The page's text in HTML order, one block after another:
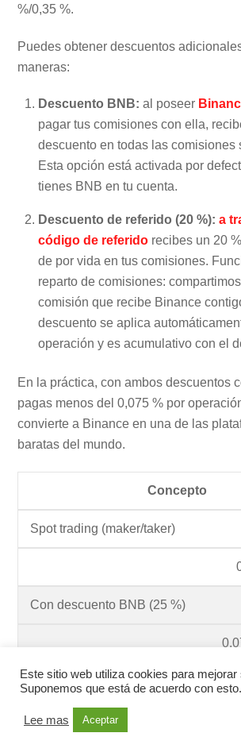
%/0,35 %.
Puedes obtener descuentos
maneras:
Descuento BNB: al poseer
pagar tus comisiones con ella,
descuento en todas las comisiones
Esta opción está activada por
tienes BNB en tu cuenta.
Descuento de referido (20 %): a
código de referido recibes un 20
de por vida en tus comisiones.
reparto de comisiones:
comisión que recibe Binance
descuento se aplica
operación y es acumulativo con el
En la práctica, con ambos descuentos
pagas menos del 0,075 % por
convierte a Binance en una de las
baratas del mundo.
Concepto
Spot trading (maker/taker)
Con descuento BNB (25 %)
Con descuento referido (20 %)
Este sitio web utiliza cookies para mejorar
Suponemos que está de acuerdo con esto.
Lee mas Aceptar